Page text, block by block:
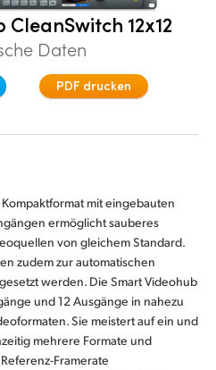
12x12
Daten
PDF drucken
mit eingebauten
ermöglicht sauberes
von gleichem Standard.
zudem zur automatischen
werden. Die Smart Videohub
und 12 Ausgänge in nahezu
Sie meistert auf ein und
mehrere Formate und
Framerate